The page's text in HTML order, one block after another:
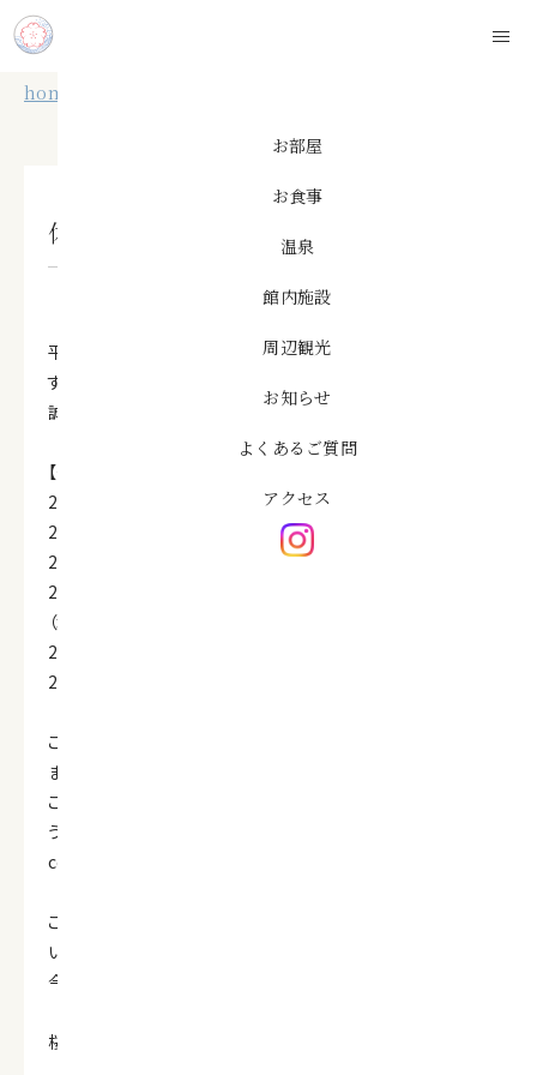
お部屋
お食事
温泉
館内施設
周辺観光
お知らせ
よくあるご質問
アクセス
home
休館日のお知らせ
平素より今井荘をご愛顧いただき、誠にありがとうございま
す。
誠に勝手ながら、以下の日程を休館日とさせていただきます。
【休館日】
2025年3月3日（月）
2025年4月7日（月）～4月8日（火）
2025年5月19日（月）～5月20日（火）
2025年6月2日（月）～6月3日（火）,6月24日（火）～6月25日
（水）
2025年7月7日（月）～９日（水）
2025年９月1日（月）～2日（火）,24日（水）～25日（木）
ご予約やお問い合わせにつきましては、メールにて承っており
ます。
ご返信は休館日以降になりますことをご理解いただきますよ
うお願い申し上げます。
contact@sakuranomori-hotels.com
ご不便をおかけいたしますが、何卒ご理解賜りますようお願
い申し上げます。
今後とも、今井荘をよろしくお願いいたします。
桜の森ホテル＆リゾーツ